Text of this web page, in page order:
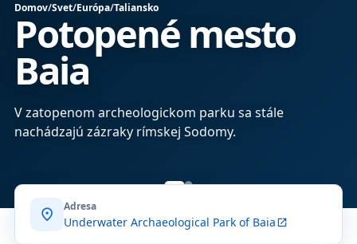
Domov/Svet/Európa/Taliansko
Potopené mesto
Baia
V zatopenom archeologickom parku sa stále
nachádzajú zázraky rímskej Sodomy.
location_on Adresa
Underwater Archaeological Park of Baiaopen_in_new